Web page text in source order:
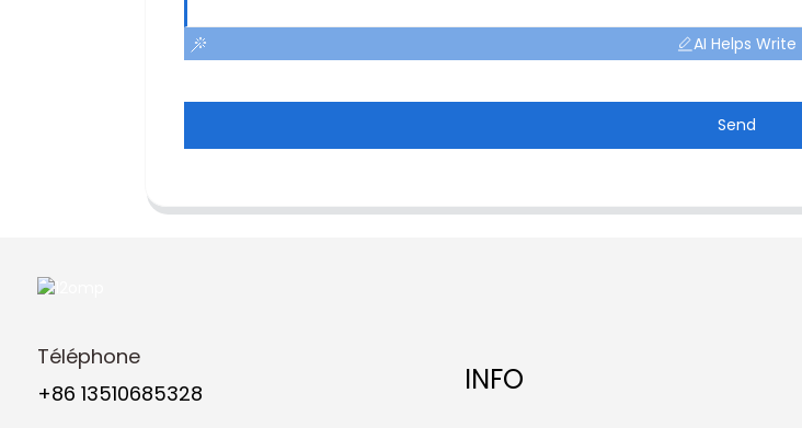
AI Helps Write
Send
Téléphone
+86 13510685328
INFO